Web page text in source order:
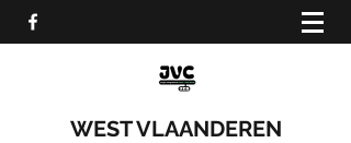
WEST VLAANDEREN